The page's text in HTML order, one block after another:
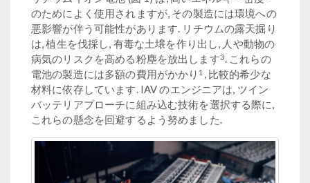
のためによく使用されますが, その製造には環境への
悪影響が伴う可能性があります. リチウムの露天掘り
は, 植生を伐採し, 有毒な土壌を作り出し, 人や動物の
病気のリスクを高める粉塵を放出します3. これらの
電池の製造には多額の費用がかかり 1 , 比較的希少な
材料に依存しています. IAV のエンジニアは, ツイン
バッテリアプローチに組み込む技術を選択する際に,
これらの懸念を回避するよう努めました.